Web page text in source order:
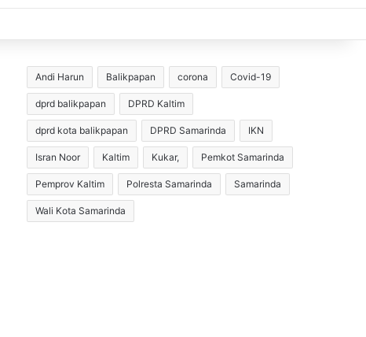
Andi Harun Balikpapan corona Covid-19
dprd balikpapan DPRD Kaltim
dprd kota balikpapan DPRD Samarinda IKN
Isran Noor Kaltim Kukar, Pemkot Samarinda
Pemprov Kaltim Polresta Samarinda Samarinda
Wali Kota Samarinda